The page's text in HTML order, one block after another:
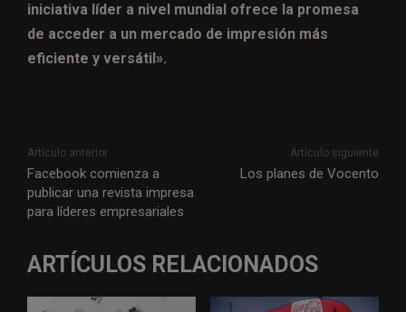
iniciativa líder a nivel mundial ofrece la promesa
de acceder a un mercado de impresión más
eficiente y versátil».
Artículo anterior
Facebook comienza a
publicar una revista impresa
para líderes empresariales
Artículo siguiente
Los planes de Vocento
ARTÍCULOS RELACIONADOS